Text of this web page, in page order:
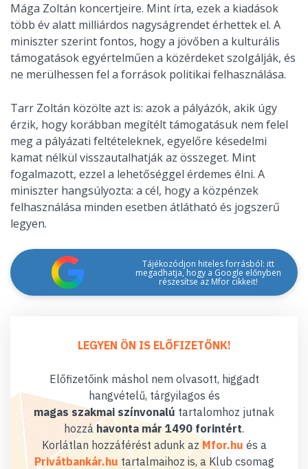
Mága Zoltán koncertjeire. Mint írta, ezek a kiadások
több év alatt milliárdos nagyságrendet érhettek el. A
miniszter szerint fontos, hogy a jövőben a kulturális
támogatások egyértelműen a közérdeket szolgálják, és
ne merülhessen fel a források politikai felhasználása.
Tarr Zoltán közölte azt is: azok a pályázók, akik úgy
érzik, hogy korábban megítélt támogatásuk nem felel
meg a pályázati feltételeknek, egyelőre késedelmi
kamat nélkül visszautalhatják az összeget. Mint
fogalmazott, ezzel a lehetőséggel érdemes élni. A
miniszter hangsúlyozta: a cél, hogy a közpénzek
felhasználása minden esetben átlátható és jogszerű
legyen.
Tájékozódjon hiteles forrásból: itt
megadhatja, hogy a Google előnyben
részesítse az Mfor cikkeit!
LEGYEN ÖN IS ELŐFIZETŐNK!
Előfizetőink máshol nem olvasott, higgadt
hangvételű, tárgyilagos és
magas szakmai színvonalú tartalomhoz jutnak
hozzáhavonta már 1490 forintért.
Korlátlan hozzáférést adunk az Mfor.hu és a
Privátbankár.hu tartalmaihoz is, a Klub csomag